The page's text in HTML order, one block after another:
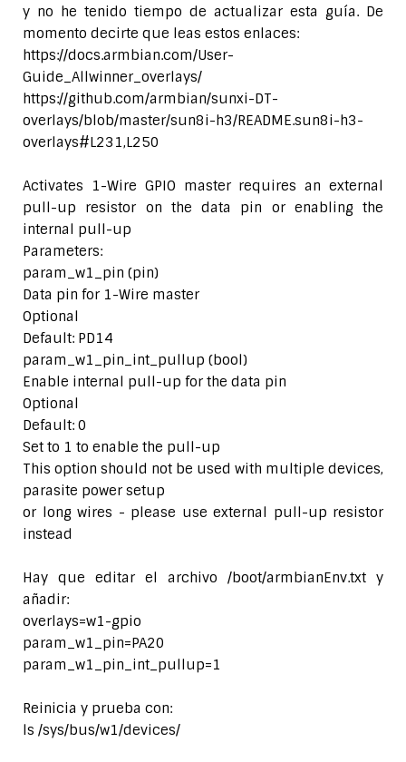
y no he tenido tiempo de actualizar esta guía. De
momento decirte que leas estos enlaces:
https://docs.armbian.com/User-
Guide_Allwinner_overlays/
https://github.com/armbian/sunxi-DT-
overlays/blob/master/sun8i-h3/README.sun8i-h3-
overlays#L231,L250
Activates 1-Wire GPIO master requires an external
pull-up resistor on the data pin or enabling the
internal pull-up
Parameters:
param_w1_pin (pin)
Data pin for 1-Wire master
Optional
Default: PD14
param_w1_pin_int_pullup (bool)
Enable internal pull-up for the data pin
Optional
Default: 0
Set to 1 to enable the pull-up
This option should not be used with multiple devices,
parasite power setup
or long wires - please use external pull-up resistor
instead
Hay que editar el archivo /boot/armbianEnv.txt y
añadir:
overlays=w1-gpio
param_w1_pin=PA20
param_w1_pin_int_pullup=1
Reinicia y prueba con:
ls /sys/bus/w1/devices/